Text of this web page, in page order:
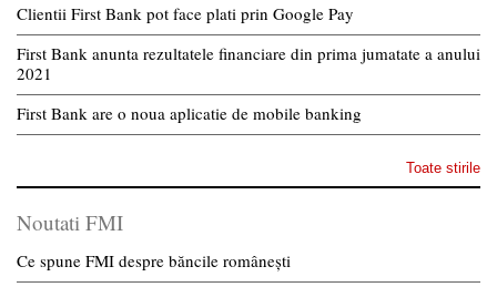
Clientii First Bank pot face plati prin Google Pay
First Bank anunta rezultatele financiare din prima jumatate a anului
2021
First Bank are o noua aplicatie de mobile banking
Toate stirile
Noutati FMI
Ce spune FMI despre băncile românești